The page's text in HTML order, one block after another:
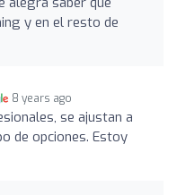
y en el resto de
8 years ago
se ajustan a
de opciones. Estoy